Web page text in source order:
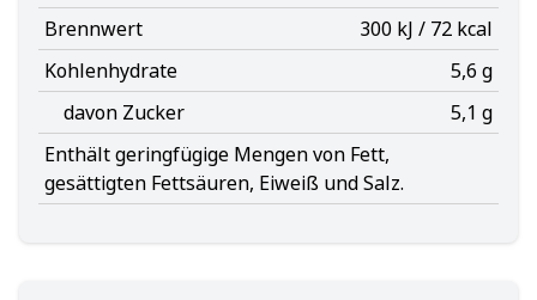
Brennwert
300 kJ / 72 kcal
Kohlenhydrate
5,6 g
davon Zucker
5,1 g
Enthält geringfügige Mengen von Fett,
gesättigten Fettsäuren, Eiweiß und Salz.